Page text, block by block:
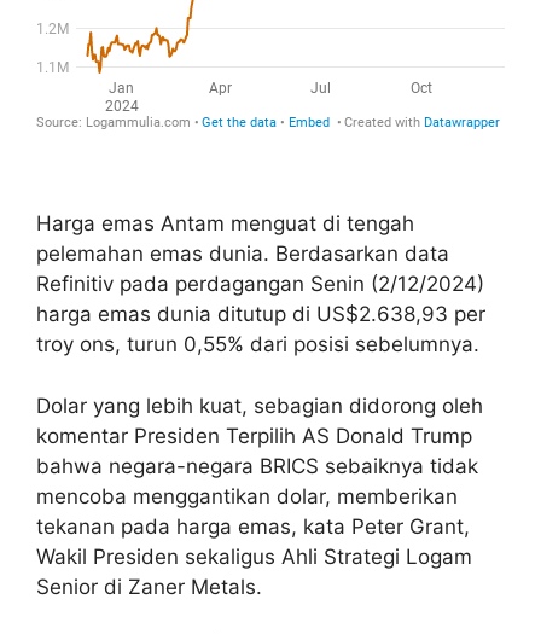
Harga emas Antam menguat di tengah
pelemahan emas dunia. Berdasarkan data
Refinitiv pada perdagangan Senin (2/12/2024)
harga emas dunia ditutup di US$2.638,93 per
troy ons, turun 0,55% dari posisi sebelumnya.
Dolar yang lebih kuat, sebagian didorong oleh
komentar Presiden Terpilih AS Donald Trump
bahwa negara-negara BRICS sebaiknya tidak
mencoba menggantikan dolar, memberikan
tekanan pada harga emas, kata Peter Grant,
Wakil Presiden sekaligus Ahli Strategi Logam
Senior di Zaner Metals.